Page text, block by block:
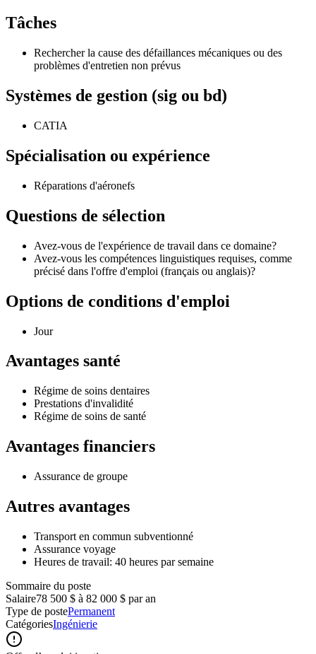
Tâches
Rechercher la cause des défaillances mécaniques ou des
problèmes d'entretien non prévus
Systèmes de gestion (sig ou bd)
CATIA
Spécialisation ou expérience
Réparations d'aéronefs
Questions de sélection
Avez-vous de l'expérience de travail dans ce domaine?
Avez-vous les compétences linguistiques requises, comme
précisé dans l'offre d'emploi (français ou anglais)?
Options de conditions d'emploi
Jour
Avantages santé
Régime de soins dentaires
Prestations d'invalidité
Régime de soins de santé
Avantages financiers
Assurance de groupe
Autres avantages
Transport en commun subventionné
Assurance voyage
Heures de travail: 40 heures par semaine
Sommaire du poste
Salaire78 500 $ à 82 000 $ par an
Type de postePermanent
CatégoriesIngénierie